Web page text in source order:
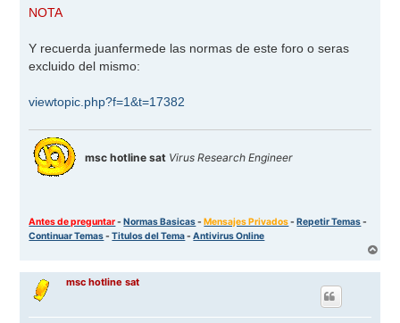
NOTA
Y recuerda juanfermede las normas de este foro o seras
excluido del mismo:
viewtopic.php?f=1&t=17382
msc hotline sat Virus Research Engineer
Antes de preguntar-Normas Basicas-Mensajes Privados-Repetir Temas-
Continuar Temas-Titulos del Tema-Antivirus Online
r
msc hotline sat